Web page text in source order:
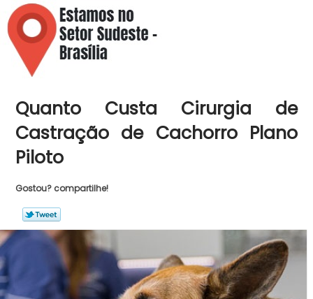
Quanto Custa Cirurgia de
Castração de Cachorro Plano
Piloto
Gostou? compartilhe!